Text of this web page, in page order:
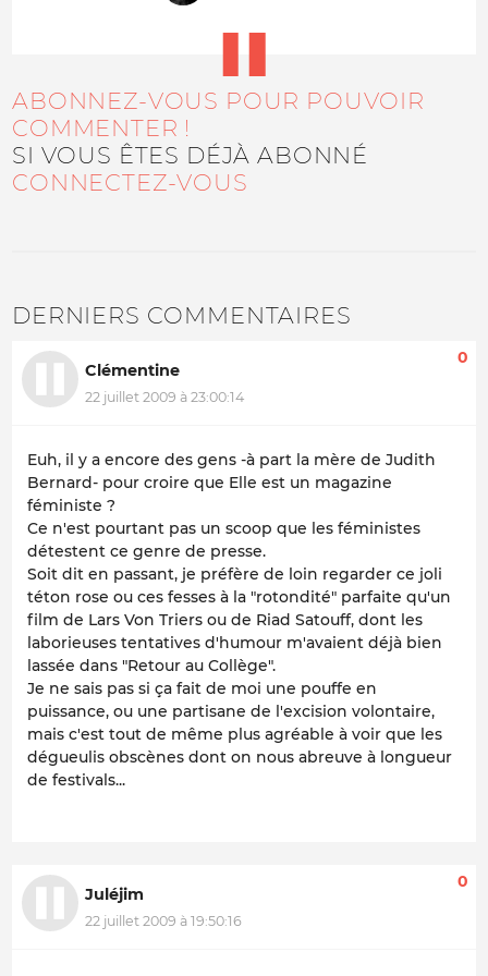
ABONNEZ-VOUS POUR POUVOIR
COMMENTER !
SI VOUS ÊTES DÉJÀ ABONNÉ
CONNECTEZ-VOUS
DERNIERS COMMENTAIRES
Clémentine
22 juillet 2009 à 23:00:14
0
Euh, il y a encore des gens -à part la mère de Judith
Bernard- pour croire que Elle est un magazine
féministe ?
Ce n'est pourtant pas un scoop que les féministes
détestent ce genre de presse.
Soit dit en passant, je préfère de loin regarder ce joli
téton rose ou ces fesses à la "rotondité" parfaite qu'un
film de Lars Von Triers ou de Riad Satouff, dont les
laborieuses tentatives d'humour m'avaient déjà bien
lassée dans "Retour au Collège".
Je ne sais pas si ça fait de moi une pouffe en
puissance, ou une partisane de l'excision volontaire,
mais c'est tout de même plus agréable à voir que les
dégueulis obscènes dont on nous abreuve à longueur
de festivals...
Juléjim
22 juillet 2009 à 19:50:16
0